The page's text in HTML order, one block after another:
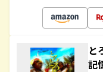
と
記